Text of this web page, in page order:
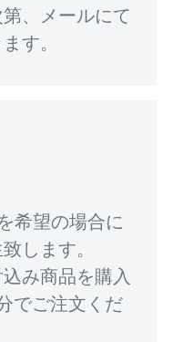
、メールにて
す。
希望の場合に
します。
み商品を購入
でご注文くだ